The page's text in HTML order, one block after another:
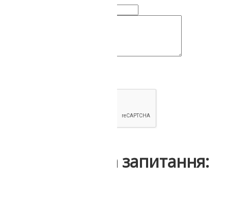
Інші відгуки та запитання: